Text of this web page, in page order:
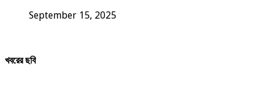
September 15, 2025
খবরের ছবি